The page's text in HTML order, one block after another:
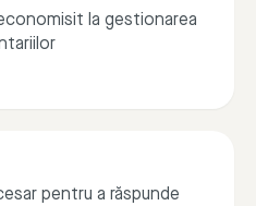
la gestionarea
pentru a răspunde